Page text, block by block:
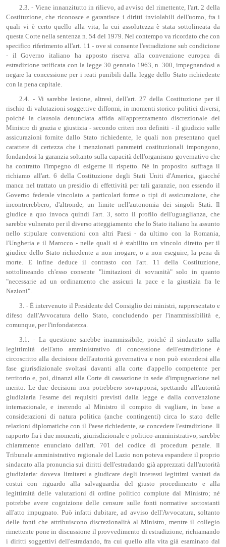
2.3. - Viene innanzitutto in rilievo, ad avviso del rimettente, l'art. 2 della
Costituzione, che riconosce e garantisce i diritti inviolabili dell'uomo, fra i
quali vi è certo quello alla vita, la cui assolutezza è stata sottolineata da
questa Corte nella sentenza n. 54 del 1979. Nel contempo va ricordato che con
specifico riferimento all'art. 11 - ove si consente l'estradizione sub condicione
- il Governo italiano ha apposto riserva alla convenzione europea di
estradizione ratificata con la legge 30 gennaio 1963, n. 300, impegnandosi a
negare la concessione per i reati punibili dalla legge dello Stato richiedente
con la pena capitale.
2.4. - Vi sarebbe lesione, altresì, dell'art. 27 della Costituzione per il
rischio di valutazioni soggettive difformi, in momenti storico-politici diversi,
poiché la clausola denunciata affida all'apprezzamento discrezionale del
Ministro di grazia e giustizia - secondo criteri non definiti - il giudizio sulle
assicurazioni fornite dallo Stato richiedente, le quali non presentano quel
carattere di certezza che i menzionati parametri costituzionali impongono,
fondandosi la garanzia soltanto sulla capacità dell'organismo governativo che
ha contratto l'impegno di esigerne il rispetto. Né in proposito suffraga il
richiamo all'art. 6 della Costituzione degli Stati Uniti d'America, giacché
manca nel trattato un presidio di effettività per tali garanzie, non essendo il
Governo federale vincolato a particolari forme o tipi di assicurazione, che
incontrerebbero, d'altronde, un limite nell'autonomia dei singoli Stati. Il
giudice a quo invoca quindi l'art. 3, sotto il profilo dell'uguaglianza, che
sarebbe vulnerato per il diverso atteggiamento che lo Stato italiano ha assunto
nello stipulare convenzioni con altri Paesi - da ultimo con la Romania,
l'Ungheria e il Marocco - nelle quali si è stabilito un vincolo diretto per il
giudice dello Stato richiedente a non irrogare, o a non eseguire, la pena di
morte. E infine deduce il contrasto con l'art. 11 della Costituzione,
sottolineando ch'esso consente "limitazioni di sovranità" solo in quanto
"necessarie ad un ordinamento che assicuri la pace e la giustizia fra le
Nazioni".
3. - È intervenuto il Presidente del Consiglio dei ministri, rappresentato e
difeso dall'Avvocatura dello Stato, concludendo per l'inammissibilità e,
comunque, per l'infondatezza.
3.1. - La questione sarebbe inammissibile, poiché il sindacato sulla
legittimità dell'atto amministrativo di concessione dell'estradizione è
circoscritto alla decisione dell'autorità governativa e non può estendersi alla
fase giurisdizionale svoltasi davanti alla corte d'appello competente per
territorio e, poi, dinanzi alla Corte di cassazione in sede d'impugnazione nel
merito. Le due decisioni non potrebbero sovrapporsi, spettando all'autorità
giudiziaria l'esame dei requisiti previsti dalla legge e dalla convenzione
internazionale, e inerendo al Ministro il compito di vagliare, in base a
considerazioni di natura politica (anche contingenti) circa lo stato delle
relazioni diplomatiche con il Paese richiedente, se concedere l'estradizione. Il
rapporto fra i due momenti, giurisdizionale e politico-amministrativo, sarebbe
chiaramente enunciato dall'art. 701 del codice di procedura penale. Il
Tribunale amministrativo regionale del Lazio non poteva espandere il proprio
sindacato alla pronuncia sui diritti dell'estradando già apprezzati dall'autorità
giudiziaria: doveva limitarsi a giudicare degli interessi legittimi vantati da
costui con riguardo alla salvaguardia del giusto procedimento e alla
legittimità delle valutazioni di ordine politico compiute dal Ministro; né
potrebbe avere cognizione delle censure sulle fonti normative sottostanti
all'atto impugnato. Può infatti dubitare, ad avviso dell'Avvocatura, soltanto
delle fonti che attribuiscono discrezionalità al Ministro, mentre il collegio
rimettente pone in discussione il provvedimento di estradizione, richiamando
i diritti soggettivi dell'estradando, fra cui quello alla vita già esaminato dal